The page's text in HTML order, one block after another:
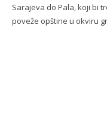
Sarajeva do Pala, koji bi
poveže opštine u okviru